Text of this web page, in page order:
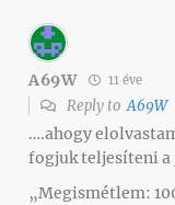
A69W 11 éve
Reply toA69W
….ahogy
fogjuk teljesíteni
„Megismétlem: